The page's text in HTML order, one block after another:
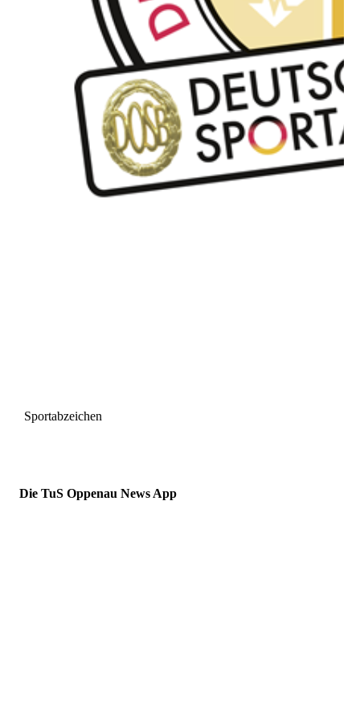
Sportabzeichen
Die TuS Oppenau News App